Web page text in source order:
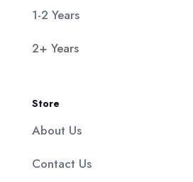
1-2 Years
2+ Years
Store
About Us
Contact Us